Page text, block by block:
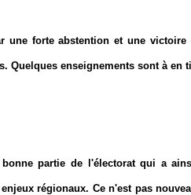
une forte abstention et une
Quelques enseignements sont à en
partie de l'électorat qui a
régionaux. Ce n'est pas